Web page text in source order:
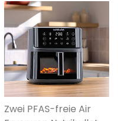
Zwei PFAS-freie Air